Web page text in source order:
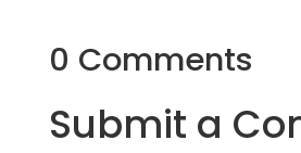
0 Comments
Submit a